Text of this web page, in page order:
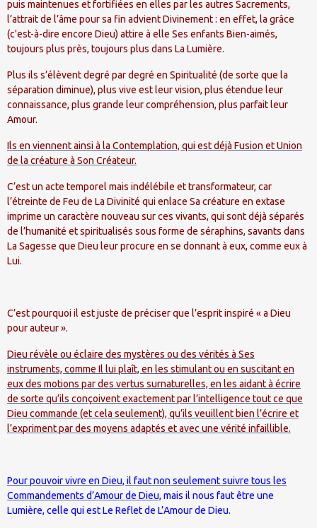
puis maintenues et fortifiées en elles par les autres Sacrements,
l’attrait de l’âme pour sa fin advient Divinement : en effet, la grâce
(c'est-à-dire encore Dieu) attire à elle Ses enfants Bien-aimés,
toujours plus près, toujours plus dans La Lumière.
Plus ils s’élèvent degré par degré en Spiritualité (de sorte que la
séparation diminue), plus vive est leur vision, plus étendue leur
connaissance, plus grande leur compréhension, plus parfait leur
Amour.
Ils en viennent ainsi à la Contemplation, qui est déjà Fusion et Union
de la créature à Son Créateur.
C’est un acte temporel mais indélébile et transformateur, car
l’étreinte de Feu de La Divinité qui enlace Sa créature en extase
imprime un caractère nouveau sur ces vivants, qui sont déjà séparés
de l’humanité et spiritualisés sous forme de séraphins, savants dans
La Sagesse que Dieu leur procure en se donnant à eux, comme eux à
Lui.
C’est pourquoi il est juste de préciser que l’esprit inspiré « a Dieu
pour auteur ».
Dieu révèle ou éclaire des mystères ou des vérités à Ses
instruments, comme Il lui plaît, en les stimulant ou en suscitant en
eux des motions par des vertus surnaturelles, en les aidant à écrire
de sorte qu’ils conçoivent exactement par l’intelligence tout ce que
Dieu commande (et cela seulement), qu’ils veuillent bien l’écrire et
l’expriment par des moyens adaptés et avec une vérité infaillible.
Pour pouvoir vivre en Dieu, il faut non seulement suivre tous les
Commandements d’Amour de Dieu, mais il nous faut être une
Lumière, celle qui est Le Reflet de L’Amour de Dieu.